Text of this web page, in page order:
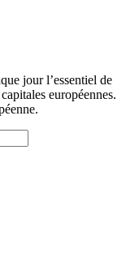
jour l’essentiel de
européennes.